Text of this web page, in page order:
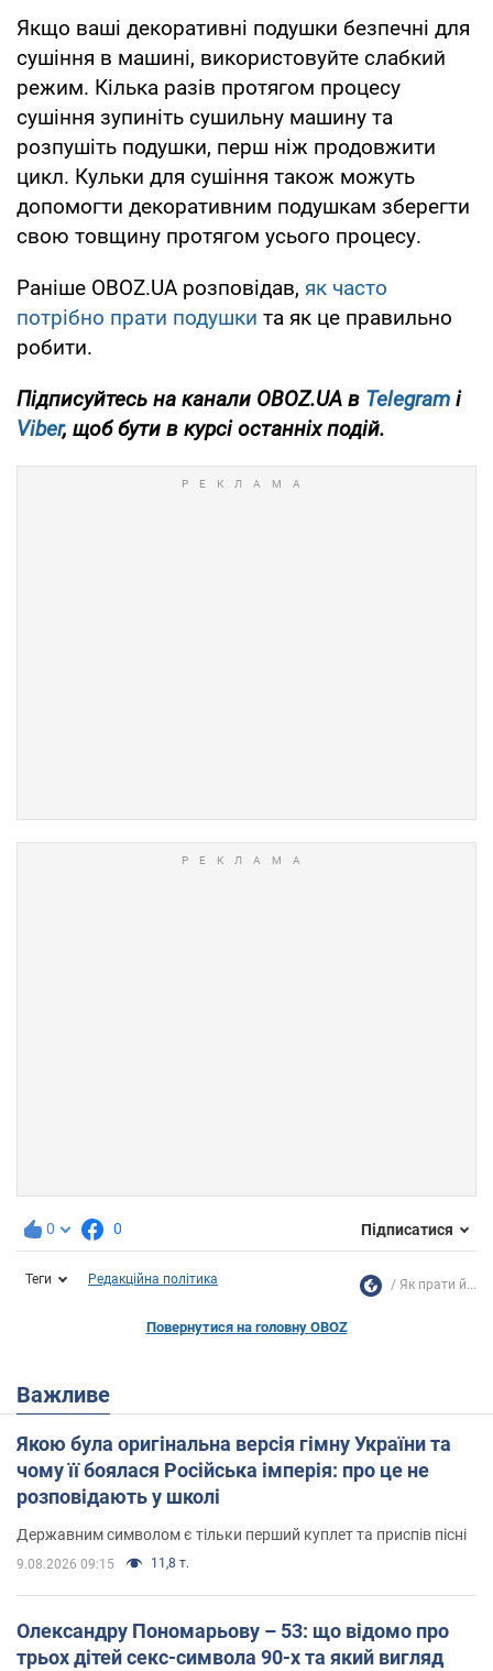
Якщо ваші декоративні подушки безпечні для
сушіння в машині, використовуйте слабкий
режим. Кілька разів протягом процесу
сушіння зупиніть сушильну машину та
розпушіть подушки, перш ніж продовжити
цикл. Кульки для сушіння також можуть
допомогти декоративним подушкам зберегти
свою товщину протягом усього процесу.
Раніше OBOZ.UA розповідав, як часто
потрібно прати подушки та як це правильно
робити.
Підписуйтесь на канали OBOZ.UA в Telegram і
Viber, щоб бути в курсі останніх подій.
0 0 Підписатися
Теги Редакційна політика Як прати й...
Повернутися на головну OBOZ
Важливе
Якою була оригінальна версія гімну України та
чому її боялася Російська імперія: про це не
розповідають у школі
Державним символом є тільки перший куплет та приспів пісні
9.08.2026 09:15 11,8 т.
Олександру Пономарьову – 53: що відомо про
трьох дітей секс-символа 90-х та який вигляд